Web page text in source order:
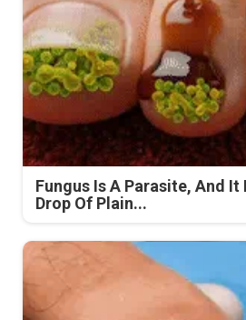
Fungus Is A Parasite, And It
Drop Of Plain...